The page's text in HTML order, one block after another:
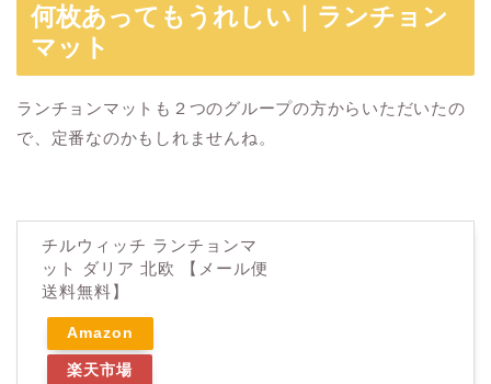
何枚あってもうれしい｜ランチョン
マット
ランチョンマットも２つのグループの方からいただいたの
で、定番なのかもしれませんね。
チルウィッチ ランチョンマ
ット ダリア 北欧 【メール便
送料無料】
Amazon
楽天市場